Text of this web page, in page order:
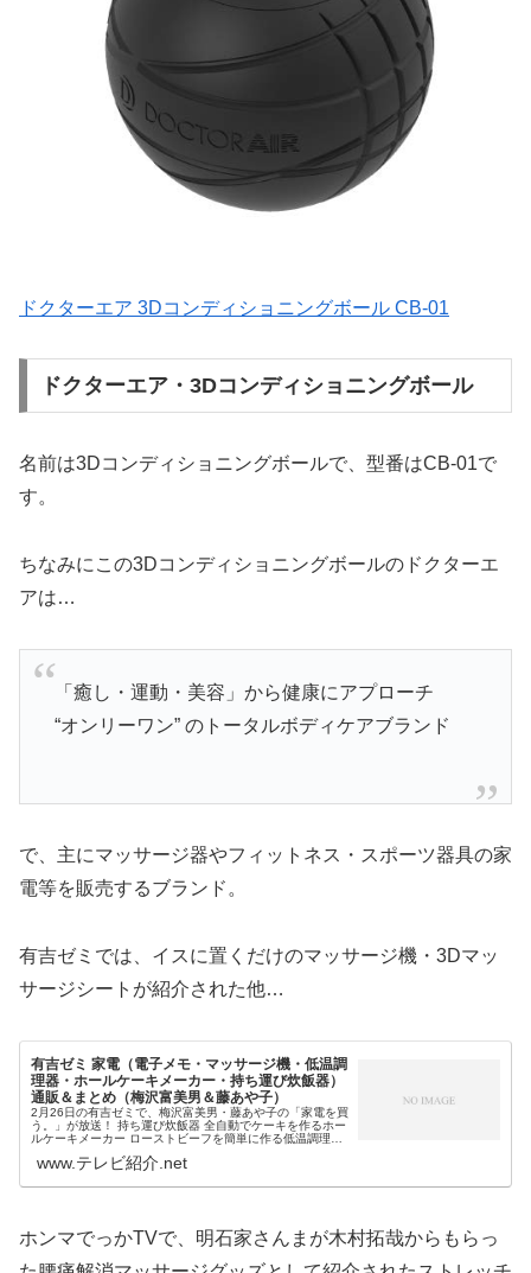
ドクターエア 3Dコンディショニングボール CB-01
ドクターエア・3Dコンディショニングボール
名前は3Dコンディショニングボールで、型番はCB-01で
す。
ちなみにこの3Dコンディショニングボールのドクターエ
アは…
「癒し・運動・美容」から健康にアプローチ
“オンリーワン” のトータルボディケアブランド
で、主にマッサージ器やフィットネス・スポーツ器具の家
電等を販売するブランド。
有吉ゼミでは、イスに置くだけのマッサージ機・3Dマッ
サージシートが紹介された他…
有吉ゼミ 家電（電子メモ・マッサージ機・低温調
理器・ホールケーキメーカー・持ち運び炊飯器）
通販＆まとめ（梅沢富美男＆藤あや子）
2月26日の有吉ゼミで、梅沢富美男・藤あや子の「家電を買
う。」が放送！ 持ち運び炊飯器 全自動でケーキを作るホー
ルケーキメーカー ローストビーフを簡単に作る低温調理家
にする電子メモ等の...
www.テレビ紹介.net
ホンマでっかTVで、明石家さんまが木村拓哉からもらっ